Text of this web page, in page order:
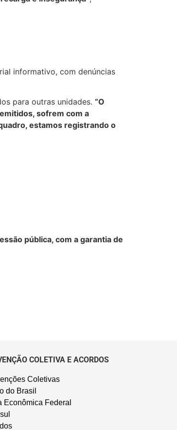
informativo, com denúncias
para outras unidades. “O
sofrem com a
estamos registrando o
pública, com a garantia de
COLETIVA E ACORDOS
Coletivas
do Brasil
Econômica Federal